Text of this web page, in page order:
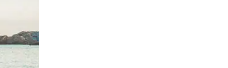
или со лизгање.